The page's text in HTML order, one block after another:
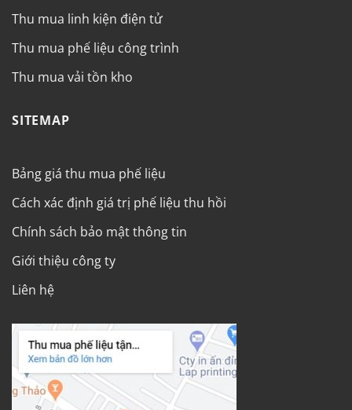
Thu mua linh kiện điện tử
Thu mua phế liệu công trình
Thu mua vải tồn kho
SITEMAP
Bảng giá thu mua phế liệu
Cách xác định giá trị phế liệu thu hồi
Chính sách bảo mật thông tin
Giới thiệu công ty
Liên hệ